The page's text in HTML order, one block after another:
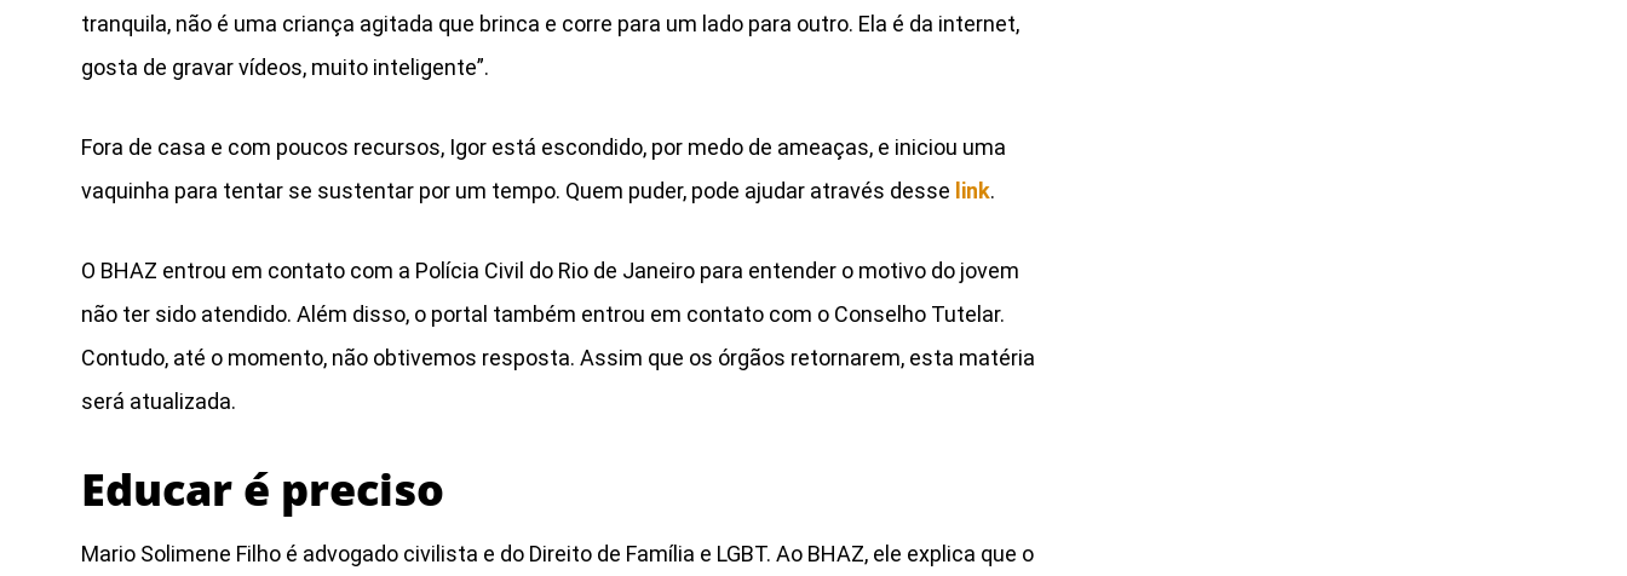
tranquila, não é uma criança agitada que brinca e corre para um lado para outro. Ela é da internet,
gosta de gravar vídeos, muito inteligente”.
Fora de casa e com poucos recursos, Igor está escondido, por medo de ameaças, e iniciou uma
vaquinha para tentar se sustentar por um tempo. Quem puder, pode ajudar através desse link.
O BHAZ entrou em contato com a Polícia Civil do Rio de Janeiro para entender o motivo do jovem
não ter sido atendido. Além disso, o portal também entrou em contato com o Conselho Tutelar.
Contudo, até o momento, não obtivemos resposta. Assim que os órgãos retornarem, esta matéria
será atualizada.
Educar é preciso
Mario Solimene Filho é advogado civilista e do Direito de Família e LGBT. Ao BHAZ, ele explica que o